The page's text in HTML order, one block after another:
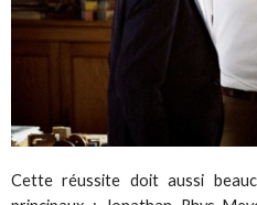
Cette réussite doit aussi